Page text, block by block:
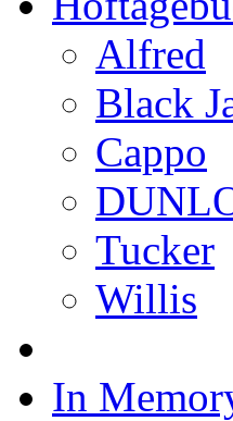
Alfred
Black
Cappo
Tucker
Willis
In